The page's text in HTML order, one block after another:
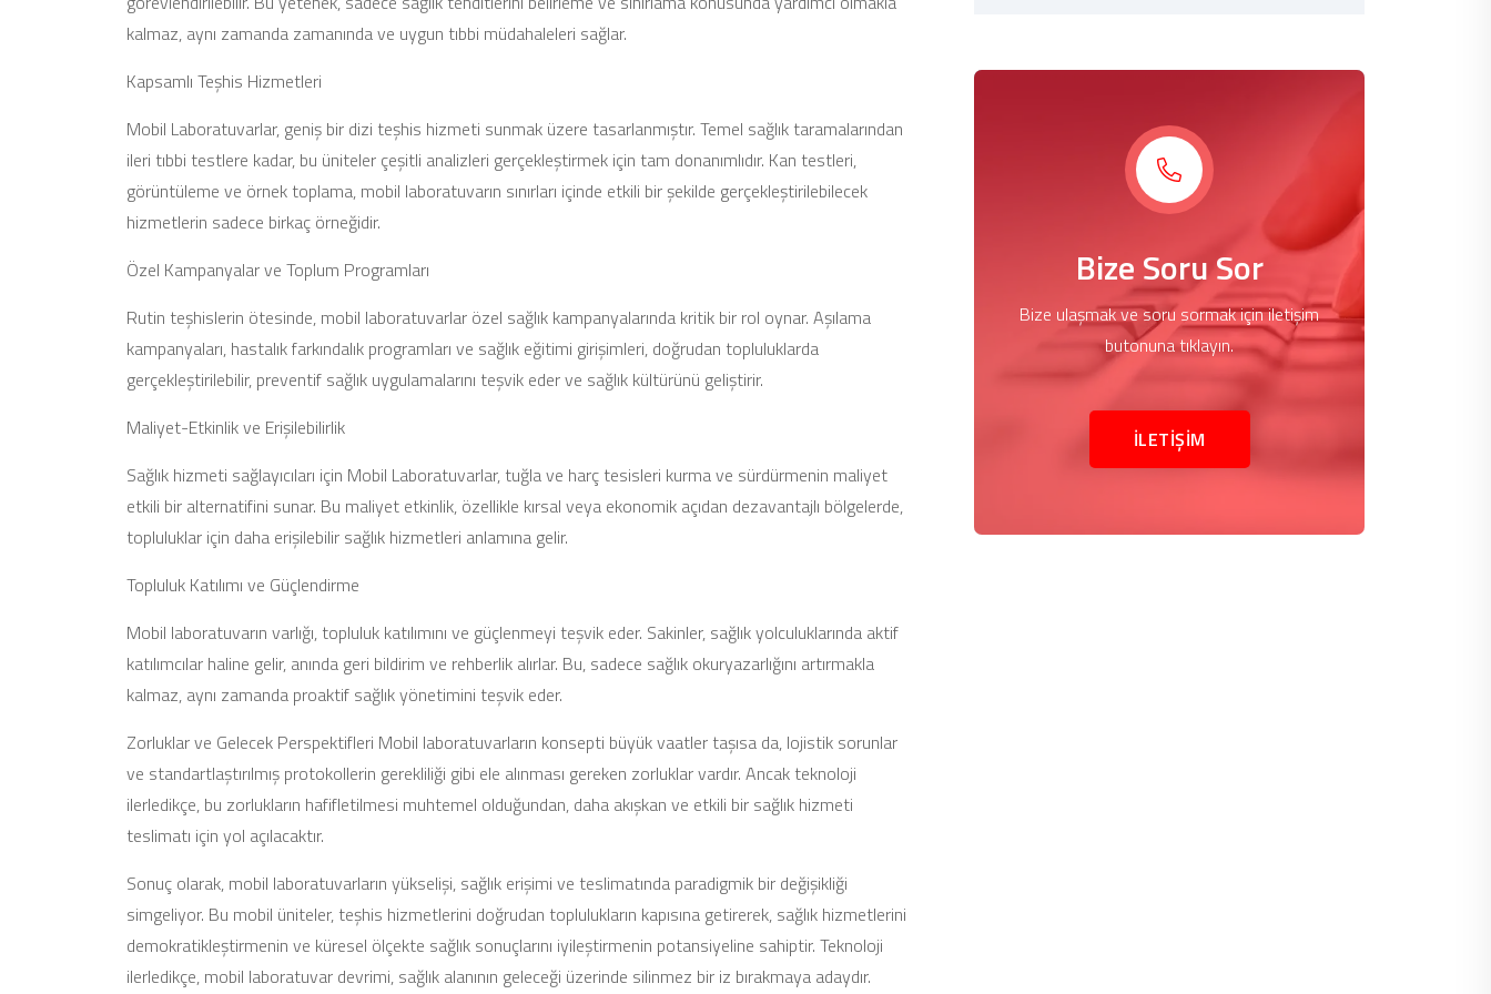
kalmaz, aynı zamanda zamanında ve uygun tıbbi müdahaleleri sağlar.
Kapsamlı Teşhis Hizmetleri
Mobil Laboratuvarlar, geniş bir dizi teşhis hizmeti sunmak üzere tasarlanmıştır. Temel sağlık taramalarından
ileri tıbbi testlere kadar, bu üniteler çeşitli analizleri gerçekleştirmek için tam donanımlıdır. Kan testleri,
görüntüleme ve örnek toplama, mobil laboratuvarın sınırları içinde etkili bir şekilde gerçekleştirilebilecek
hizmetlerin sadece birkaç örneğidir.
Özel Kampanyalar ve Toplum Programları
Rutin teşhislerin ötesinde, mobil laboratuvarlar özel sağlık kampanyalarında kritik bir rol oynar. Aşılama
kampanyaları, hastalık farkındalık programları ve sağlık eğitimi girişimleri, doğrudan topluluklarda
gerçekleştirilebilir, preventif sağlık uygulamalarını teşvik eder ve sağlık kültürünü geliştirir.
Maliyet-Etkinlik ve Erişilebilirlik
Sağlık hizmeti sağlayıcıları için Mobil Laboratuvarlar, tuğla ve harç tesisleri kurma ve sürdürmenin maliyet
etkili bir alternatifini sunar. Bu maliyet etkinlik, özellikle kırsal veya ekonomik açıdan dezavantajlı bölgelerde,
topluluklar için daha erişilebilir sağlık hizmetleri anlamına gelir.
Topluluk Katılımı ve Güçlendirme
Mobil laboratuvarın varlığı, topluluk katılımını ve güçlenmeyi teşvik eder. Sakinler, sağlık yolculuklarında aktif
katılımcılar haline gelir, anında geri bildirim ve rehberlik alırlar. Bu, sadece sağlık okuryazarlığını artırmakla
kalmaz, aynı zamanda proaktif sağlık yönetimini teşvik eder.
Zorluklar ve Gelecek Perspektifleri Mobil laboratuvarların konsepti büyük vaatler taşısa da, lojistik sorunlar
ve standartlaştırılmış protokollerin gerekliliği gibi ele alınması gereken zorluklar vardır. Ancak teknoloji
ilerledikçe, bu zorlukların hafifletilmesi muhtemel olduğundan, daha akışkan ve etkili bir sağlık hizmeti
teslimatı için yol açılacaktır.
Sonuç olarak, mobil laboratuvarların yükselişi, sağlık erişimi ve teslimatında paradigmik bir değişikliği
simgeliyor. Bu mobil üniteler, teşhis hizmetlerini doğrudan toplulukların kapısına getirerek, sağlık hizmetlerini
demokratikleştirmenin ve küresel ölçekte sağlık sonuçlarını iyileştirmenin potansiyeline sahiptir. Teknoloji
ilerledikçe, mobil laboratuvar devrimi, sağlık alanının geleceği üzerinde silinmez bir iz bırakmaya adaydır.
Bize Soru Sor
Bize ulaşmak ve soru sormak için iletişim
butonuna tıklayın.
İLETİŞİM